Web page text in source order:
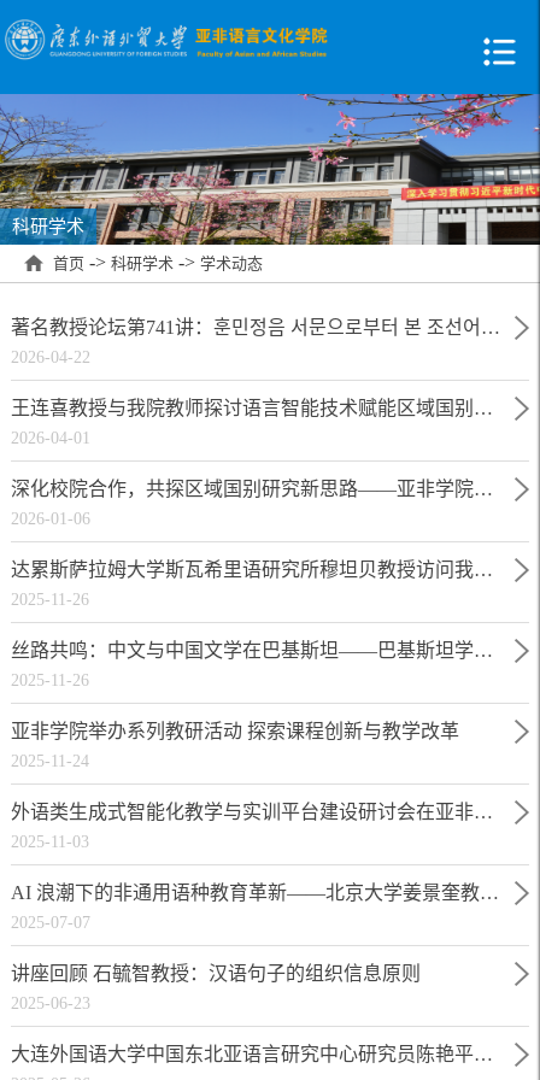
科研学术
首页 -> 科研学术 -> 学术动态
著名教授论坛第741讲：훈민정음 서문으로부터 본 조선어의 변화 발전（从训民正音序文看朝鲜语的变化和发展）
2026-04-22
王连喜教授与我院教师探讨语言智能技术赋能区域国别研究
2026-04-01
深化校院合作，共探区域国别研究新思路——亚非学院梁洁书记一行走访海国图智研究院
2026-01-06
达累斯萨拉姆大学斯瓦希里语研究所穆坦贝教授访问我院并开展专题讲座
2025-11-26
丝路共鸣：中文与中国文学在巴基斯坦——巴基斯坦学者阿比德·侯赛因教授解读中巴文学交流历程
2025-11-26
亚非学院举办系列教研活动 探索课程创新与教学改革
2025-11-24
外语类生成式智能化教学与实训平台建设研讨会在亚非学院顺利召开
2025-11-03
AI 浪潮下的非通用语种教育革新——北京大学姜景奎教授解读师资建设与人才培养新路径
2025-07-07
讲座回顾 石毓智教授：汉语句子的组织信息原则
2025-06-23
大连外国语大学中国东北亚语言研究中心研究员陈艳平教授莅临我院作专题讲座